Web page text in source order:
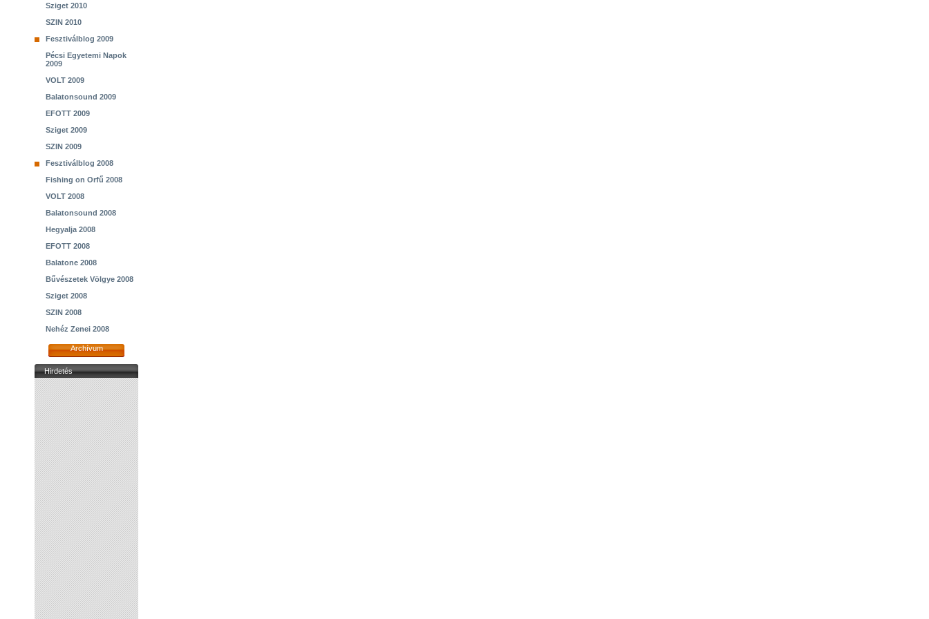
Sziget 2010
SZIN 2010
Fesztiválblog 2009
Pécsi Egyetemi Napok
2009
VOLT 2009
Balatonsound 2009
EFOTT 2009
Sziget 2009
SZIN 2009
Fesztiválblog 2008
Fishing on Orfű 2008
VOLT 2008
Balatonsound 2008
Hegyalja 2008
EFOTT 2008
Balatone 2008
Bűvészetek Völgye 2008
Sziget 2008
SZIN 2008
Nehéz Zenei 2008
Archívum
Hirdetés